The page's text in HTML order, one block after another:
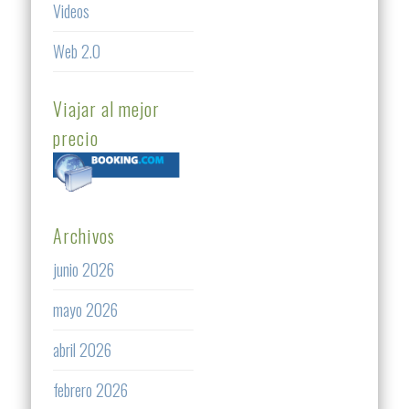
Videos
Web 2.0
Viajar al mejor
precio
Archivos
junio 2026
mayo 2026
abril 2026
febrero 2026